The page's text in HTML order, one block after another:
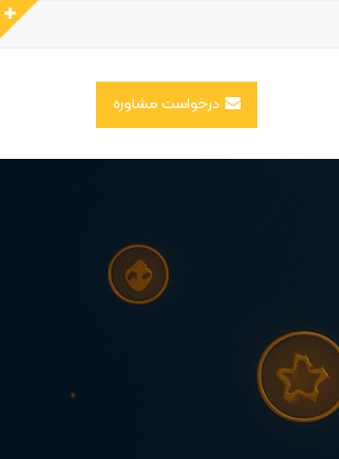
درخواست مشاوره